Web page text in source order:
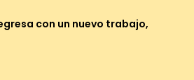
con un nuevo trabajo,